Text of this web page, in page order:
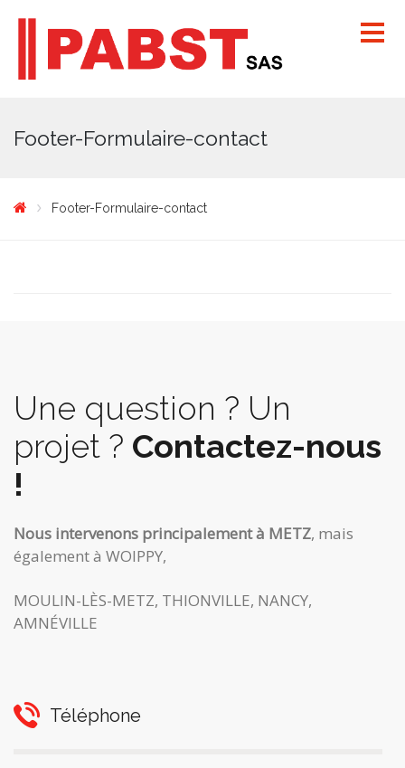
Footer-Formulaire-contact
Footer-Formulaire-contact
Une question ? Un
projet ? Contactez-nous
!
Nous intervenons principalement à METZ, mais
également à WOIPPY,
MOULIN-LÈS-METZ, THIONVILLE, NANCY,
AMNÉVILLE
Téléphone